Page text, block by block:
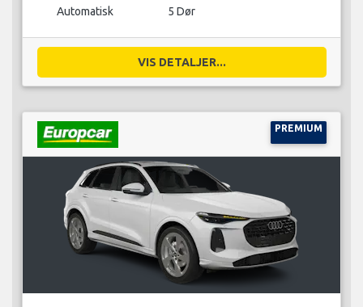
Automatisk 5 Dør
VIS DETALJER...
PREMIUM